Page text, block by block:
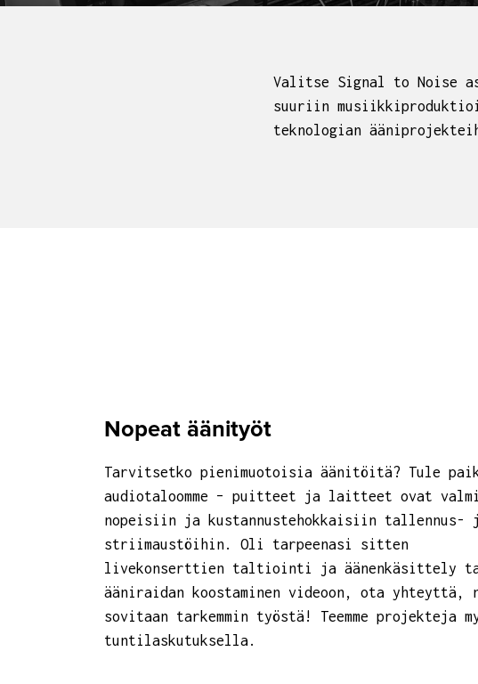
Valitse Signal to Noise
suuriin
teknologian
Nopeat äänityöt
Tarvitsetko pienimuotoisia äänitöitä? Tule
audiotaloomme – puitteet ja laitteet ovat
nopeisiin ja kustannustehokkaisiin tallennus-
striimaustöihin. Oli tarpeenasi sitten
livekonserttien taltiointi ja äänenkäsittely
ääniraidan koostaminen videoon, ota yhteyttä,
sovitaan tarkemmin työstä! Teemme projekteja
tuntilaskutuksella.